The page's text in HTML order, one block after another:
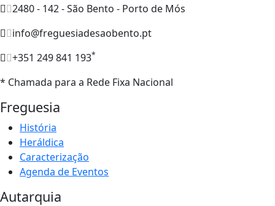
2480 - 142 - São Bento - Porto de Mós
info@freguesiadesaobento.pt
+351 249 841 193*
* Chamada para a Rede Fixa Nacional
Freguesia
História
Heráldica
Caracterização
Agenda de Eventos
Autarquia